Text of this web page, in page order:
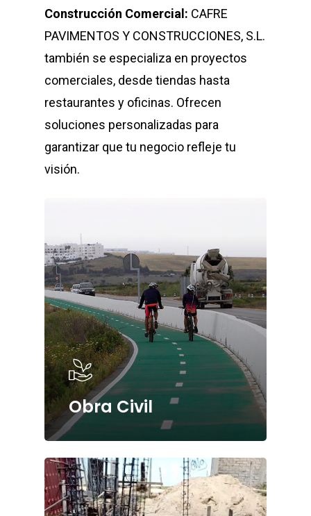
Construcción Comercial: CAFRE
PAVIMENTOS Y CONSTRUCCIONES, S.L.
también se especializa en proyectos
comerciales, desde tiendas hasta
restaurantes y oficinas. Ofrecen
soluciones personalizadas para
garantizar que tu negocio refleje tu
visión.
Obra Civil